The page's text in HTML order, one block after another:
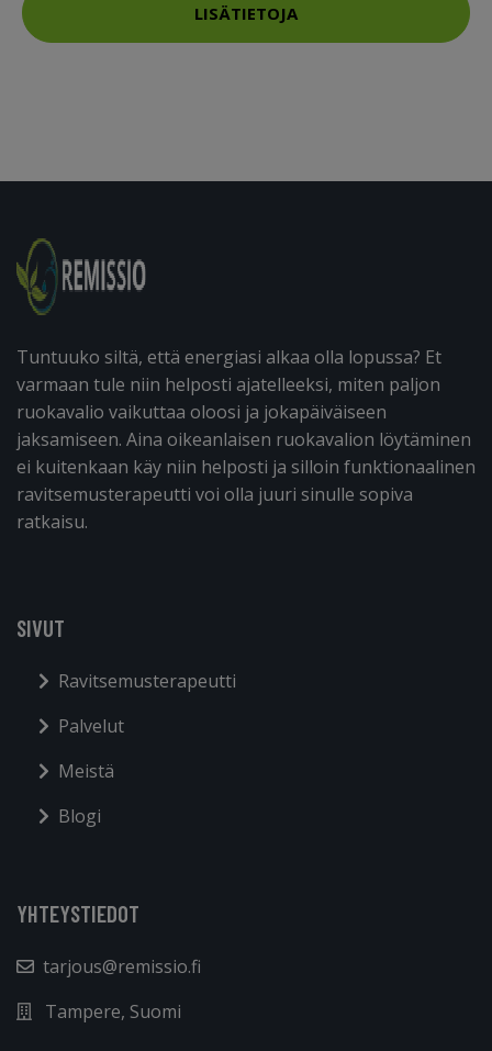
LISÄTIETOJA
Tuntuuko siltä, että energiasi alkaa olla lopussa? Et
varmaan tule niin helposti ajatelleeksi, miten paljon
ruokavalio vaikuttaa oloosi ja jokapäiväiseen
jaksamiseen. Aina oikeanlaisen ruokavalion löytäminen
ei kuitenkaan käy niin helposti ja silloin funktionaalinen
ravitsemusterapeutti voi olla juuri sinulle sopiva
ratkaisu.
SIVUT
Ravitsemusterapeutti
Palvelut
Meistä
Blogi
YHTEYSTIEDOT
tarjous@remissio.fi
Tampere, Suomi